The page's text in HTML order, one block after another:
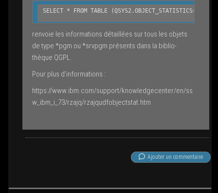
SELECT * FROM TABLE
ren­voie les infor­ma­tions détaillées sur tous les objets
de type *pgm ou *srvpgm pré­sents dans la biblio­
thèque QGPL.
Pour plus d’informations :
https://www.ibm.com/support/knowledgecenter/en/ss
w_ibm_i_73/rzajq/rzajqudfobjectstat.htm
Ajou­ter un com­men­taire